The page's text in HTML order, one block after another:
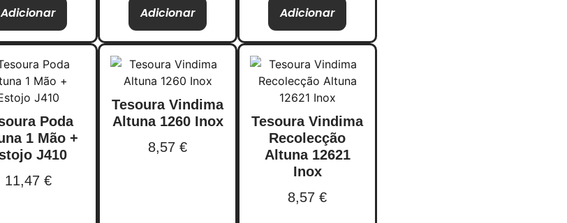
Adicionar Adicionar Adicionar
Poda
1 Mão +
J410
11,47 €
Tesoura Vindima
Altuna 1260 Inox
8,57 €
Tesoura Vindima
Recolecção
Altuna 12621
Inox
8,57 €